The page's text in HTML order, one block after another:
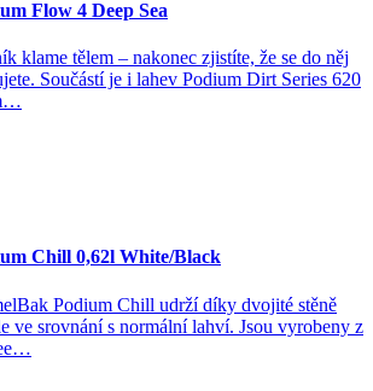
Flow 4 Deep Sea
klame tělem – nakonec zjistíte, že se do něj
Součástí je i lahev Podium Dirt Series 620
Chill 0,62l White/Black
Podium Chill udrží díky dvojité stěně
ve srovnání s normální lahví. Jsou vyrobeny z